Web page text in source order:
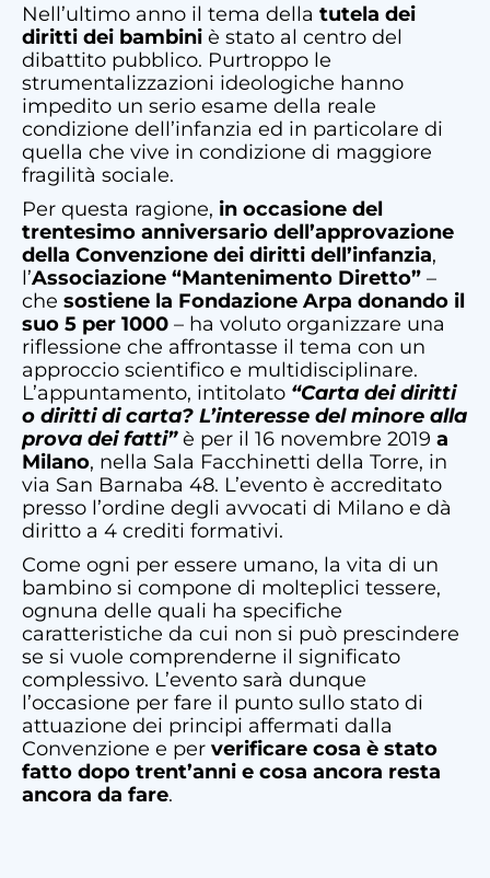
Nell’ultimo anno il tema della tutela dei
diritti dei bambini è stato al centro del
dibattito pubblico. Purtroppo le
strumentalizzazioni ideologiche hanno
impedito un serio esame della reale
condizione dell’infanzia ed in particolare di
quella che vive in condizione di maggiore
fragilità sociale.
Per questa ragione, in occasione del
trentesimo anniversario dell’approvazione
della Convenzione dei diritti dell’infanzia,
l’Associazione “Mantenimento Diretto” –
che sostiene la Fondazione Arpa donando il
suo 5 per 1000 – ha voluto organizzare una
riflessione che affrontasse il tema con un
approccio scientifico e multidisciplinare.
L’appuntamento, intitolato “Carta dei diritti
o diritti di carta? L’interesse del minore alla
prova dei fatti”è per il 16 novembre 2019 a
Milano, nella Sala Facchinetti della Torre, in
via San Barnaba 48. L’evento è accreditato
presso l’ordine degli avvocati di Milano e dà
diritto a 4 crediti formativi.
Come ogni per essere umano, la vita di un
bambino si compone di molteplici tessere,
ognuna delle quali ha specifiche
caratteristiche da cui non si può prescindere
se si vuole comprenderne il significato
complessivo. L’evento sarà dunque
l’occasione per fare il punto sullo stato di
attuazione dei principi affermati dalla
Convenzione e per verificare cosa è stato
fatto dopo trent’anni e cosa ancora resta
ancora da fare.